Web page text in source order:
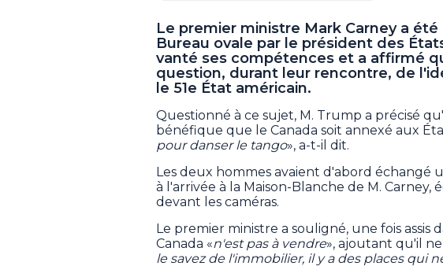
Le premier ministre Mark Carney a
Bureau ovale par le président des
vanté ses compétences et a affirmé
question, durant leur rencontre, de
le 51e État américain.
Questionné à ce sujet, M. Trump a précisé
bénéfique que le Canada soit annexé aux
pour danser le tango», a-t-il dit.
Les deux hommes avaient d'abord échangé
à l'arrivée à la Maison-Blanche de M.
devant les caméras.
Le premier ministre a souligné, une fois assis
Canada «n'est pas à vendre», ajoutant qu'il ne
le savez de l'immobilier, il y a des places qui